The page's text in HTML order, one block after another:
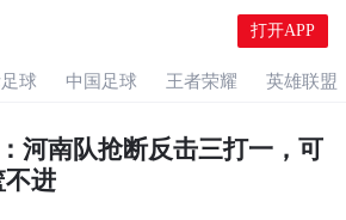
打开APP
球 中国足球 王者荣耀 英雄联盟
河南队抢断反击三打一，可
进